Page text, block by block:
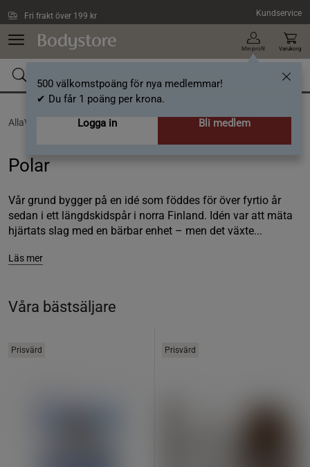
Fri frakt över 199 kr Kundservice
Min profil
500 välkomstpoäng för nya medlemmar!
✔ Du får 1 poäng per krona.
Logga in
Bli medlem
Varukorg
AllaVarumärken /Polar
Polar
Vår grund bygger på en idé som föddes för över fyrtio år
sedan i ett längdskidspår i norra Finland. Idén var att mäta
hjärtats slag med en bärbar enhet – men det växte...
Läs mer
Våra bästsäljare
Prisvärd Prisvärd